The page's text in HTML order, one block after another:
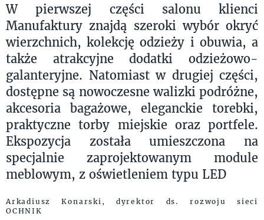
W pierwszej części salonu klienci
Manufaktury znajdą szeroki wybór okryć
wierzchnich, kolekcję odzieży i obuwia, a
także atrakcyjne dodatki odzieżowo-
galanteryjne. Natomiast w drugiej części,
dostępne są nowoczesne walizki podróżne,
akcesoria bagażowe, eleganckie torebki,
praktyczne torby miejskie oraz portfele.
Ekspozycja została umieszczona na
specjalnie zaprojektowanym module
meblowym, z oświetleniem typu LED
Arkadiusz Konarski, dyrektor ds. rozwoju sieci
OCHNIK